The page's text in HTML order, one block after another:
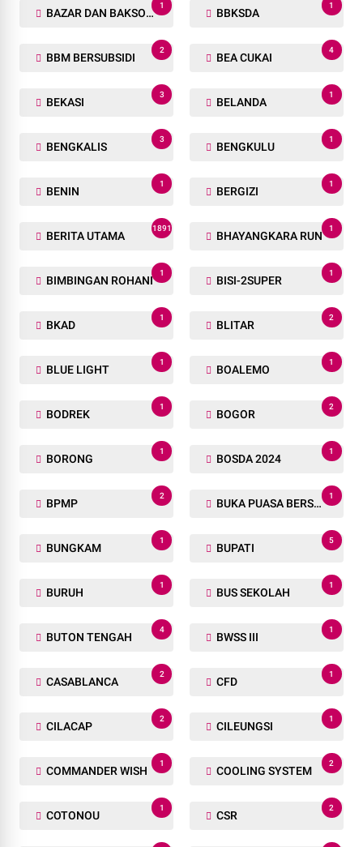
BAZAR DAN BAKSOS RAMADHAN
1
BBKSDA
1
BBM BERSUBSIDI
2
BEA CUKAI
4
BEKASI
3
BELANDA
1
BENGKALIS
3
BENGKULU
1
BENIN
1
BERGIZI
1
BERITA UTAMA
1891
BHAYANGKARA RUN
1
BIMBINGAN ROHANI
1
BISI-2SUPER
1
BKAD
1
BLITAR
2
BLUE LIGHT
1
BOALEMO
1
BODREK
1
BOGOR
2
BORONG
1
BOSDA 2024
1
BPMP
2
BUKA PUASA BERSAMA
1
BUNGKAM
1
BUPATI
5
BURUH
1
BUS SEKOLAH
1
BUTON TENGAH
4
BWSS III
1
CASABLANCA
2
CFD
1
CILACAP
2
CILEUNGSI
1
COMMANDER WISH
1
COOLING SYSTEM
2
COTONOU
1
CSR
2